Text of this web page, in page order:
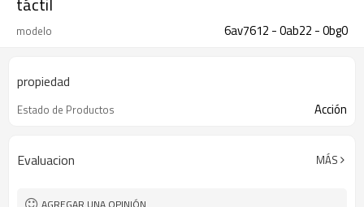
modelo 6av7612 - 0ab22 - 0bg0
propiedad
Estado de Productos Acción
Evaluacion MÁS